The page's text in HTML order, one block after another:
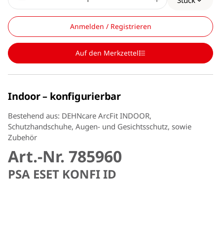
Anmelden / Registrieren
Auf den Merkzettel
Indoor – konfigurierbar
Bestehend aus: DEHNcare ArcFit INDOOR,
Schutzhandschuhe, Augen- und Gesichtsschutz, sowie
Zubehör
Art.-Nr. 785960
PSA ESET KONFI ID